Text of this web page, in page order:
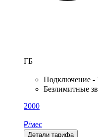
ГБ
Подключение -
Безлимитные
2000
₽/мес
Детали тарифа